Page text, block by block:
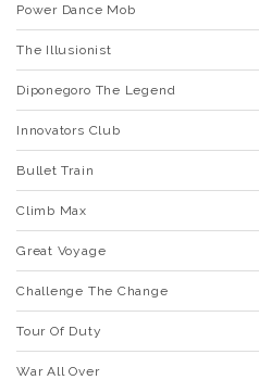
Power Dance Mob
The Illusionist
Diponegoro The Legend
Innovators Club
Bullet Train
Climb Max
Great Voyage
Challenge The Change
Tour Of Duty
War All Over